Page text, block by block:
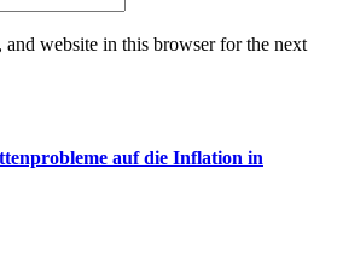
and website in this browser for the next
auf die Inflation in